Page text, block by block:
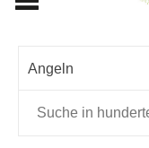
Angeln